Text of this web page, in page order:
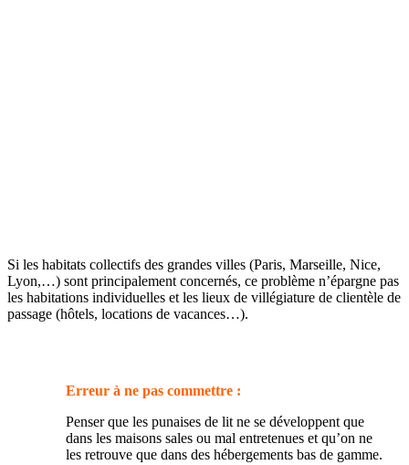
Si les habitats collectifs des grandes villes (Paris, Marseille, Nice,
Lyon,…) sont principalement concernés, ce problème n’épargne pas
les habitations individuelles et les lieux de villégiature de clientèle de
passage (hôtels, locations de vacances…).
Erreur à ne pas commettre :
Penser que les punaises de lit ne se développent que
dans les maisons sales ou mal entretenues et qu’on ne
les retrouve que dans des hébergements bas de gamme.